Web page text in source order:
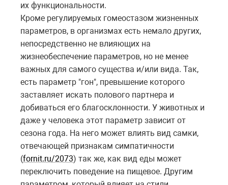
их функциональности.
Кроме регулируемых гомеостазом жизненных
параметров, в организмах есть немало других,
непосредственно не влияющих на
жизнеобеспечение параметров, но не менее
важных для самого существа и/или вида. Так,
есть параметр "гон", превышение которого
заставляет искать полового партнера и
добиваться его благосклонности. У животных и
даже у человека этот параметр зависит от
сезона года. На него может влиять вид самки,
отвечающей признакам симпатичности
(fornit.ru/2073) так же, как вид еды может
переключить поведение на пищевое. Другим